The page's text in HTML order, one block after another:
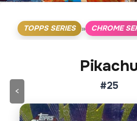
TOPPS SERIES » CHROME
#25
<
Klik op de kaart om om te